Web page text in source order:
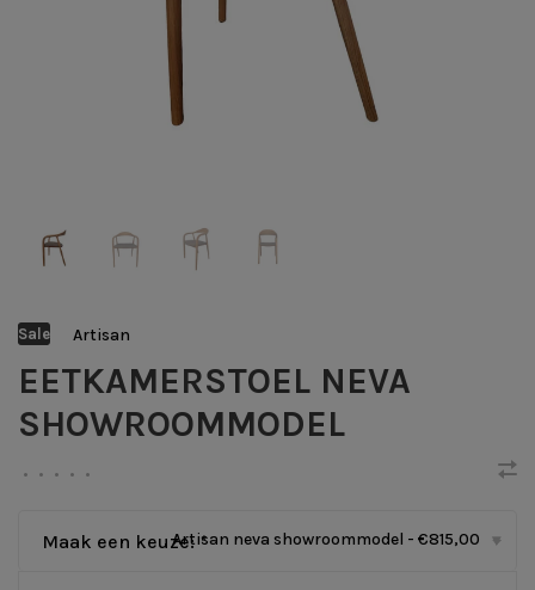
Sale Artisan
EETKAMERSTOEL NEVA
SHOWROOMMODEL
• • • • •
Maak een keuze:*
Artisan neva showroommodel - €815,00 ▾